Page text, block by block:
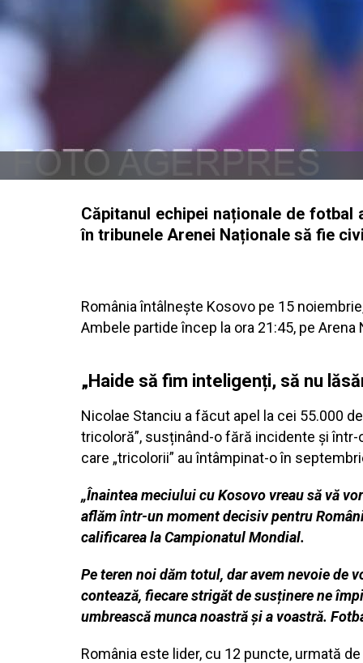
Căpitanul echipei naționale de
în tribunele Arenei Naționale să fie
România întâlnește Kosovo pe 15
Ambele partide încep la ora 21:45, pe
„Haide să fim inteligenți, să nu
Nicolae Stanciu a făcut apel la cei 55.000
tricoloră”, susținând-o fără incidente și
care „tricolorii” au întâmpinat-o în
„Înaintea meciului cu Kosovo vreau să vă
aflăm într-un moment decisiv pentru
calificarea la Campionatul Mondial.
Pe teren noi dăm totul, dar avem nevoie de
contează, fiecare strigăt de susținere ne
umbrească munca noastră și a voastră.
România este lider, cu 12 puncte, urmată